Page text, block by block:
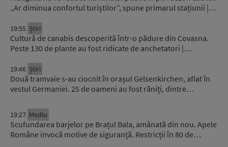
„Ar diminua confortul turiștilor”, spune primarul stațiunii |…
19:55 Știri
Cultură de canabis descoperită într-o pădure din Covasna.
Peste 130 de plante au fost ridicate de anchetatori |…
19:46 Știri
Două tramvaie s-au ciocnit în orașul Gelsenkirchen, aflat în
vestul Germaniei. 25 de oameni au fost răniți, dintre…
19:27 Mediu
Scufundarea barjelor pe Brațul Bala, amânată din nou. Apele
Române invocă motive de siguranță. Restricții în 80 de…